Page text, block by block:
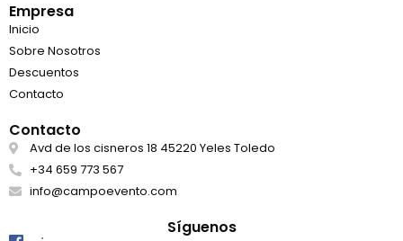
Empresa
Inicio
Sobre Nosotros
Descuentos
Contacto
Contacto
Avd de los cisneros 18 45220 Yeles Toledo
+34 659 773 567
info@campoevento.com
Síguenos